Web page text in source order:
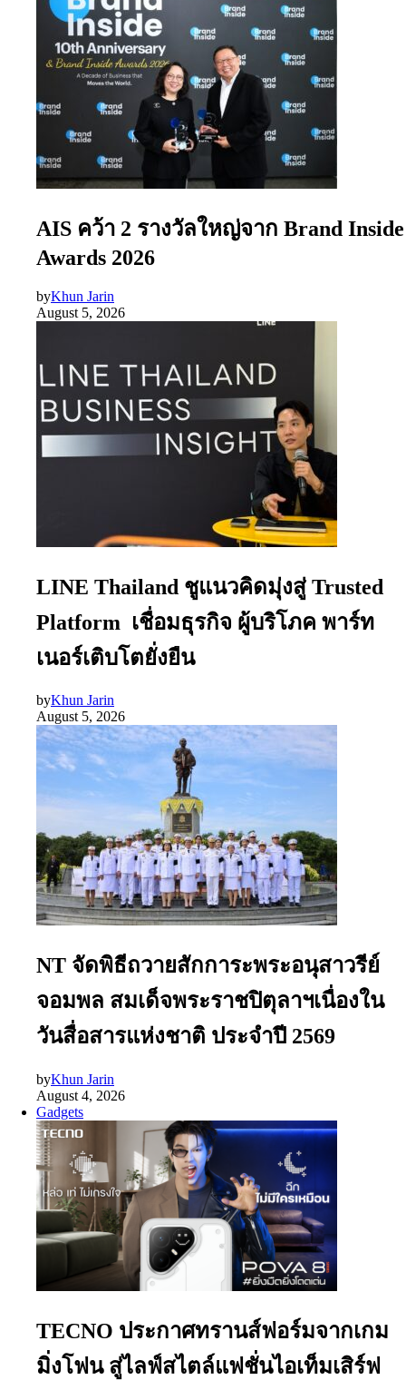
AIS คว้า 2 รางวัลใหญ่จาก Brand Inside
Awards 2026
byKhun Jarin
August 5, 2026
LINE Thailand ชูแนวคิดมุ่งสู่ Trusted
Platform เชื่อมธุรกิจ ผู้บริโภค พาร์ท
เนอร์เติบโตยั่งยืน
byKhun Jarin
August 5, 2026
NT จัดพิธีถวายสักการะพระอนุสาวรีย์
จอมพล สมเด็จพระราชปิตุลาฯเนื่องใน
วันสื่อสารแห่งชาติ ประจำปี 2569
byKhun Jarin
August 4, 2026
Gadgets
TECNO ประกาศทรานส์ฟอร์มจากเกม
มิ่งโฟน สู่ไลฟ์สไตล์แฟชั่นไอเท็มเสิร์ฟ